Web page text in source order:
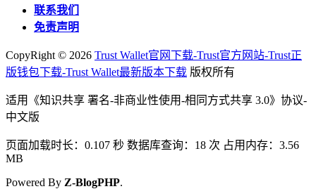
联系我们
免责声明
CopyRight © 2026 Trust Wallet官网下载-Trust官方网站-Trust正
版钱包下载-Trust Wallet最新版本下载 版权所有
适用《知识共享 署名-非商业性使用-相同方式共享 3.0》协议-
中文版
页面加载时长：0.107 秒 数据库查询：18 次 占用内存：3.56
MB
Powered By Z-BlogPHP.